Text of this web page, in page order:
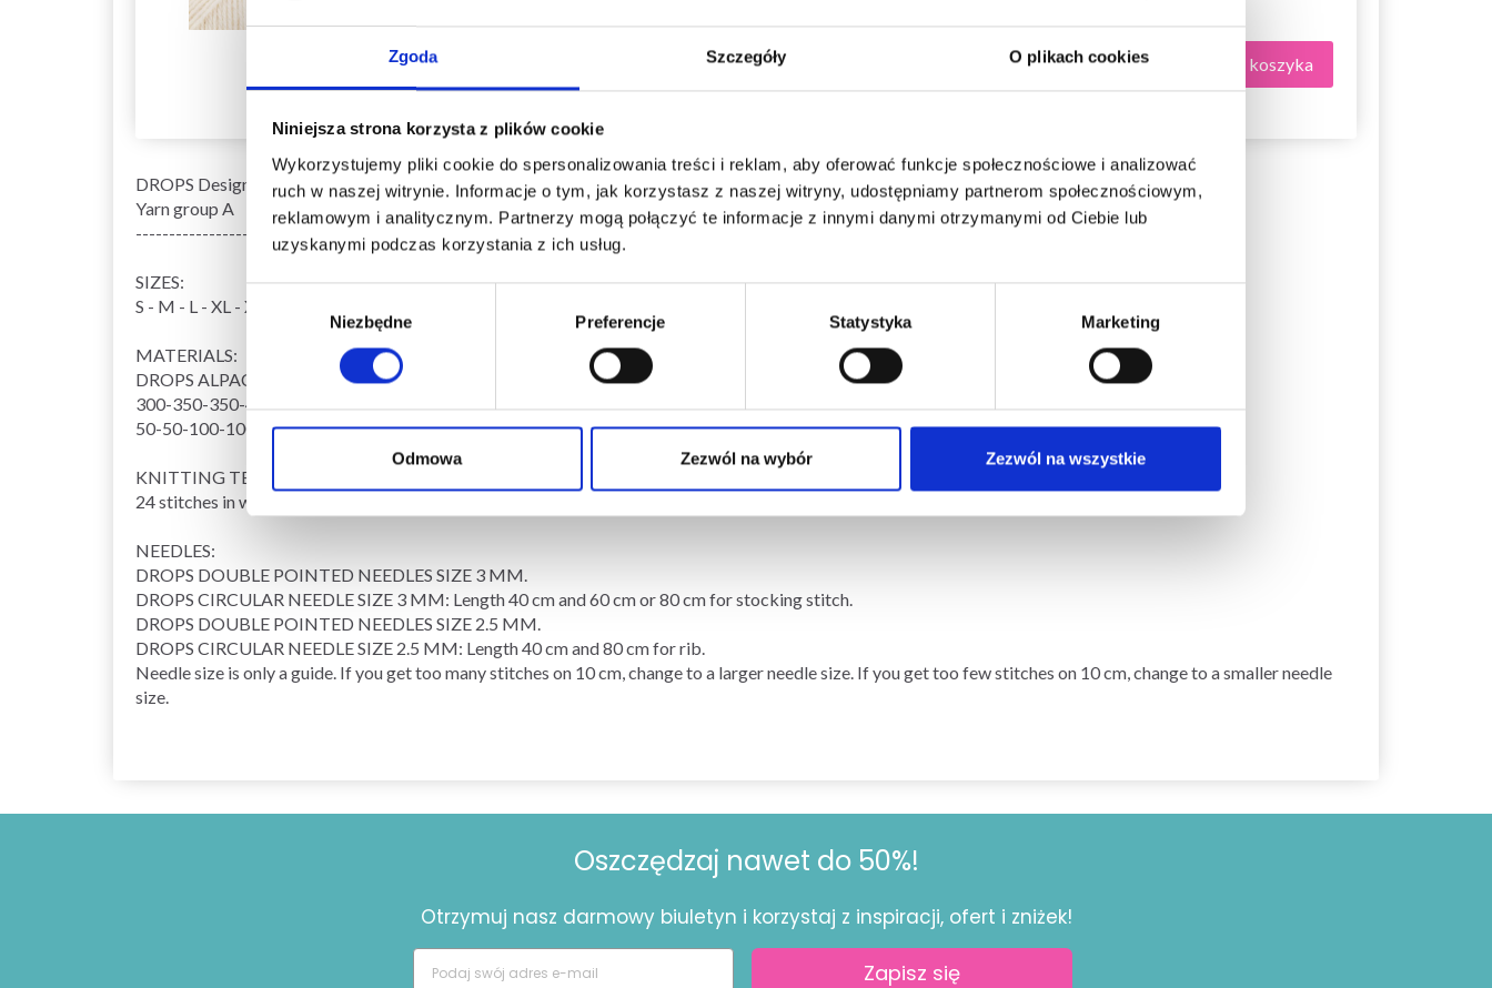
Zgoda Szczegóły O plikach cookies
Niniejsza strona korzysta z plików cookie
Wykorzystujemy pliki cookie do spersonalizowania treści i reklam, aby oferować funkcje społecznościowe i analizować
ruch w naszej witrynie. Informacje o tym, jak korzystasz z naszej witryny, udostępniamy partnerom społecznościowym,
reklamowym i analitycznym. Partnerzy mogą połączyć te informacje z innymi danymi otrzymanymi od Ciebie lub
uzyskanymi podczas korzystania z ich usług.
Niezbędne Preferencje Statystyka Marketing
Odmowa Zezwól na wybór Zezwól na wszystkie
Dodaj wszystko do koszyka
DROPS Design: Pattern no z-894
Yarn group A
-------------------------------------------------------
SIZES:
S - M - L - XL - XXL - XXXL
MATERIALS:
DROPS ALPACA from Garnstudio (belongs to yarn group A)
300-350-350-400-400-450 g colour 7323, sea fog
50-50-100-100-100-100 g colour 100, off white
KNITTING TENSION:
24 stitches in width and 32 rows in height with stocking stitch and Nordic pattern = 10 x 10 cm.
NEEDLES:
DROPS DOUBLE POINTED NEEDLES SIZE 3 MM.
DROPS CIRCULAR NEEDLE SIZE 3 MM: Length 40 cm and 60 cm or 80 cm for stocking stitch.
DROPS DOUBLE POINTED NEEDLES SIZE 2.5 MM.
DROPS CIRCULAR NEEDLE SIZE 2.5 MM: Length 40 cm and 80 cm for rib.
Needle size is only a guide. If you get too many stitches on 10 cm, change to a larger needle size. If you get too few stitches on 10 cm, change to a smaller needle
size.
Oszczędzaj nawet do 50%!
Otrzymuj nasz darmowy biuletyn i korzystaj z inspiracji, ofert i zniżek!
Zapisz się